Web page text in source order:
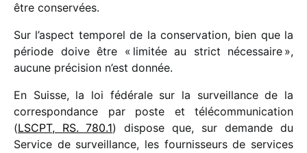
être conservées.
Sur l’aspect tempo­rel de la conser­va­tion, bien que la
période doive être « limi­tée au strict néces­saire »,
aucune préci­sion n’est donnée.
En Suisse, la loi fédé­rale sur la surveillance de la
corres­pon­dance par poste et télé­com­mu­ni­ca­tion
(LSCPT, RS. 780.1) dispose que, sur demande du
Service de surveillance, les four­nis­seurs de services